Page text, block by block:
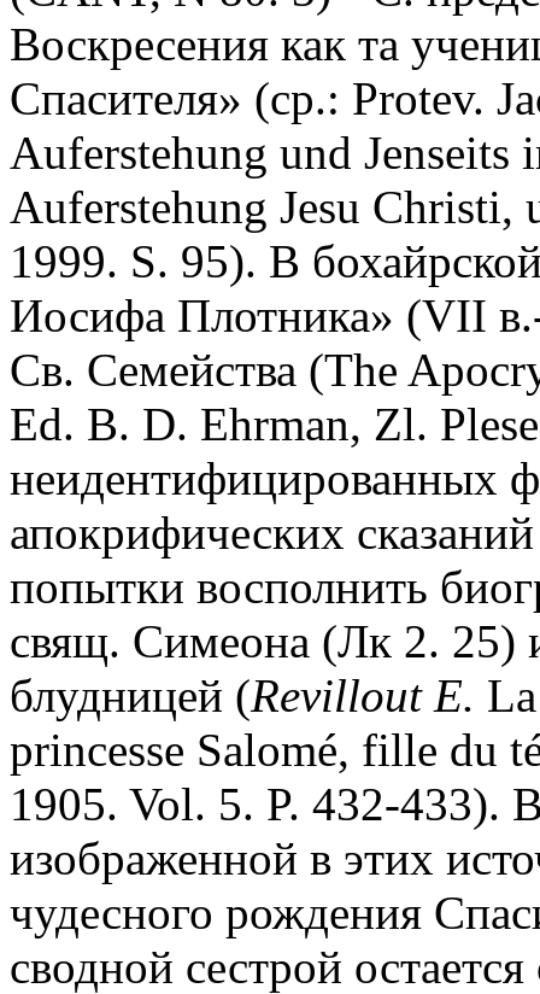
Воскресения как та
Спасителя» (ср.: Protev.
Auferstehung und Jenseits
Auferstehung Jesu Christi,
1999. S. 95). В
Иосифа Плотника» (VII
Св. Семейства (The
Ed. B. D. Ehrman, Zl.
неидентифицированных
апокрифических
попытки восполнить
свящ. Симеона (Лк 2. 25)
блудницей (Revillout E.
princesse Salomé, fille du
1905. Vol. 5. P. 432-433).
изображенной в этих
чудесного рождения
сводной сестрой